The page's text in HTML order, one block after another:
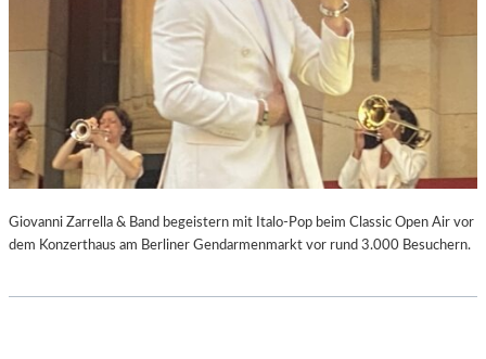
Giovanni Zarrella & Band begeistern mit Italo-Pop beim Classic Open Air vor
dem Konzerthaus am Berliner Gendarmenmarkt vor rund 3.000 Besuchern.